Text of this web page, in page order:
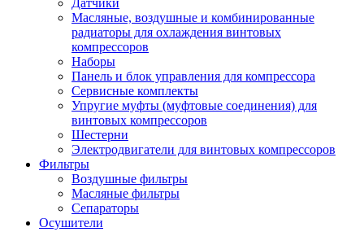
Масляные, воздушные и комбинированные
радиаторы для охлаждения винтовых
компрессоров
Наборы
Панель и блок управления для компрессора
Сервисные комплекты
Упругие муфты (муфтовые соединения) для
винтовых компрессоров
Шестерни
Электродвигатели для винтовых компрессоров
Фильтры
Воздушные фильтры
Масляные фильтры
Сепараторы
Осушители